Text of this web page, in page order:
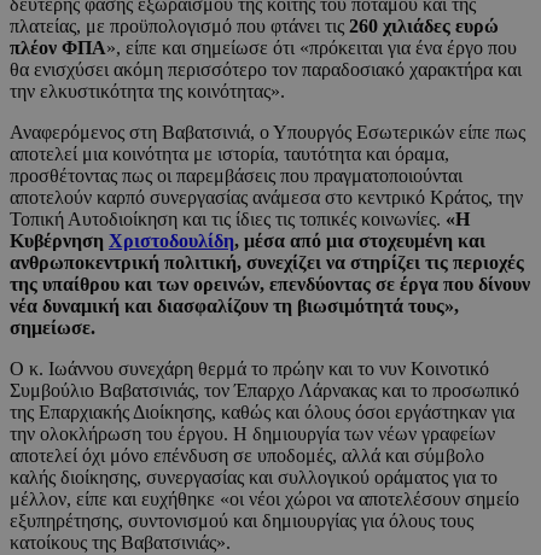
δεύτερης φάσης εξωραϊσμού της κοίτης του ποταμού και της
πλατείας, με προϋπολογισμό που φτάνει τις 260 χιλιάδες ευρώ
πλέον ΦΠΑ», είπε και σημείωσε ότι «πρόκειται για ένα έργο που
θα ενισχύσει ακόμη περισσότερο τον παραδοσιακό χαρακτήρα και
την ελκυστικότητα της κοινότητας».
Αναφερόμενος στη Βαβατσινιά, ο Υπουργός Εσωτερικών είπε πως
αποτελεί μια κοινότητα με ιστορία, ταυτότητα και όραμα,
προσθέτοντας πως οι παρεμβάσεις που πραγματοποιούνται
αποτελούν καρπό συνεργασίας ανάμεσα στο κεντρικό Κράτος, την
Τοπική Αυτοδιοίκηση και τις ίδιες τις τοπικές κοινωνίες. «Η
Κυβέρνηση Χριστοδουλίδη, μέσα από μια στοχευμένη και
ανθρωποκεντρική πολιτική, συνεχίζει να στηρίζει τις περιοχές
της υπαίθρου και των ορεινών, επενδύοντας σε έργα που δίνουν
νέα δυναμική και διασφαλίζουν τη βιωσιμότητά τους»,
σημείωσε.
Ο κ. Ιωάννου συνεχάρη θερμά το πρώην και το νυν Κοινοτικό
Συμβούλιο Βαβατσινιάς, τον Έπαρχο Λάρνακας και το προσωπικό
της Επαρχιακής Διοίκησης, καθώς και όλους όσοι εργάστηκαν για
την ολοκλήρωση του έργου. Η δημιουργία των νέων γραφείων
αποτελεί όχι μόνο επένδυση σε υποδομές, αλλά και σύμβολο
καλής διοίκησης, συνεργασίας και συλλογικού οράματος για το
μέλλον, είπε και ευχήθηκε «οι νέοι χώροι να αποτελέσουν σημείο
εξυπηρέτησης, συντονισμού και δημιουργίας για όλους τους
κατοίκους της Βαβατσινιάς».